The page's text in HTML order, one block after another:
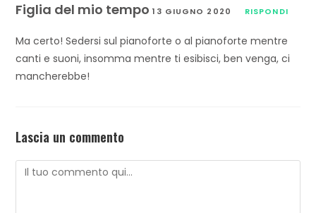
Figlia del mio tempo13 GIUGNO 2020 RISPONDI
Ma certo! Sedersi sul pianoforte o al pianoforte mentre
canti e suoni, insomma mentre ti esibisci, ben venga, ci
mancherebbe!
Lascia un commento